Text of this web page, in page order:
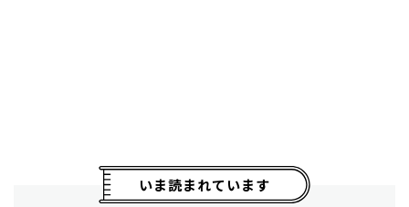
いま読まれています